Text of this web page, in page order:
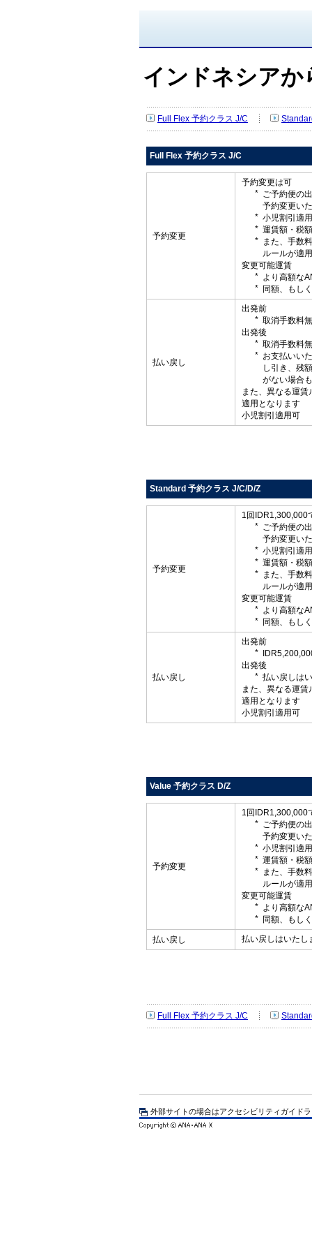
インドネシアか
Full Flex 予約クラス J/C
Full Flex 予約クラス J/C
予約変更
予約変更は可
ご予約便の
予約変更い
小児割引適
運賃額・税
また、手数
ルールが適
変更可能運賃
より高額な
同額、もし
払い戻し
出発前
取消手数料
出発後
取消手数料
お支払いい
し引き、残
がない場合
また、異なる運
適用となります
小児割引適用可
Standard 予約クラス J/C/D/Z
予約変更
1回IDR1,300,000
ご予約便の
予約変更い
小児割引適
運賃額・税
また、手数
ルールが適
変更可能運賃
より高額な
同額、もし
払い戻し
出発前
出発後
払い戻しは
また、異なる運
適用となります
小児割引適用可
Value 予約クラス D/Z
予約変更
1回IDR1,300,000
ご予約便の
予約変更い
小児割引適
運賃額・税
また、手数
ルールが適
変更可能運賃
より高額な
同額、もし
払い戻し 払い戻しはいたし
Full Flex 予約クラス J/C
外部サイトの場合はアクセシビリティガイド